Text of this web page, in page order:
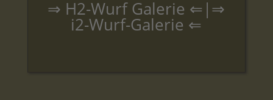
⇒ H2-Wurf Galerie ⇐|⇒
i2-Wurf-Galerie ⇐